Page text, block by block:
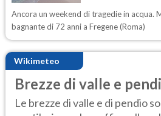
Wikimeteo
Brezze di valle e
Le brezze di valle e di pendio
Ancora un weekend di tragedie in acqua.
bagnante di 72 anni a Fregene (Roma)